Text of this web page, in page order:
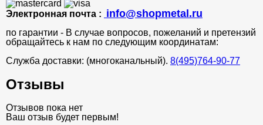
Электронная почта : info@shopmetal.ru
по гарантии - В случае вопросов, пожеланий и претензий
обращайтесь к нам по следующим координатам:
Служба доставки: (многоканальный). 8(495)764-90-77
Отзывы
Отзывов пока нет
Ваш отзыв будет первым!